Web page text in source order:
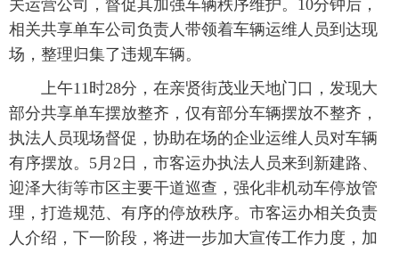
关运营公司，督促其加强车辆秩序维护。10分钟后，
相关共享单车公司负责人带领着车辆运维人员到达现
场，整理归集了违规车辆。
上午11时28分，在亲贤街茂业天地门口，发现大
部分共享单车摆放整齐，仅有部分车辆摆放不整齐，
执法人员现场督促，协助在场的企业运维人员对车辆
有序摆放。5月2日，市客运办执法人员来到新建路、
迎泽大街等市区主要干道巡查，强化非机动车停放管
理，打造规范、有序的停放秩序。市客运办相关负责
人介绍，下一阶段，将进一步加大宣传工作力度，加